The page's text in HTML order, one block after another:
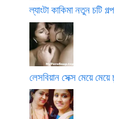
ল্যাংটা কাকিমা নতুন চটি গল্প
লেসবিয়ান সেক্স মেয়ে মেয়ে